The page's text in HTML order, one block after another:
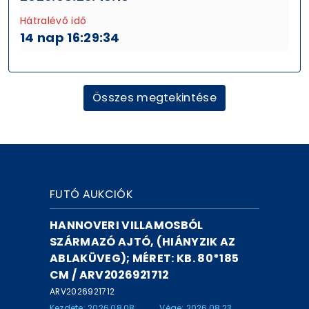
Hátralévő idő
14 nap 16:29:34
Összes megtekintése
FUTÓ AUKCIÓK
HANNOVERI VILLAMOSBÓL
SZÁRMAZÓ AJTÓ, (HIÁNYZIK AZ
ABLAKÜVEG); MÉRET: KB. 80*185
CM / ARV2026921712
ARV2026921712